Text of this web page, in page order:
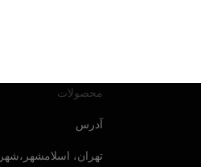
محصولات
آدرس
تهران، اسلامشهر،شهرک صنعتی